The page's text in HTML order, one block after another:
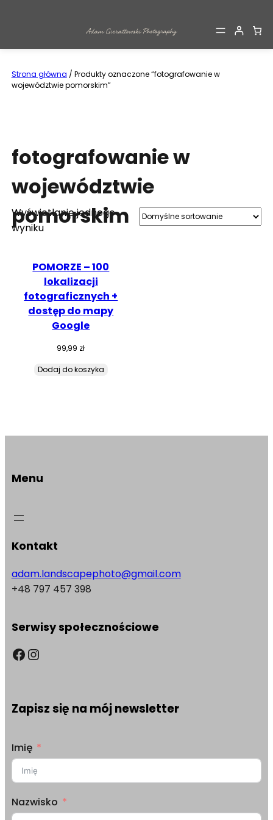
Strona główna / Produkty oznaczone “fotografowanie w
województwie pomorskim”
fotografowanie w
województwie
pomorskim
Wyświetlanie jednego
wyniku
POMORZE – 100
lokalizacji
fotograficznych +
dostęp do mapy
Google
99,99 zł
Dodaj do koszyka
Menu
Kontakt
adam.landscapephoto@gmail.com
+48 797 457 398
Serwisy społecznościowe
Facebook Instagram
Zapisz się na mój newsletter
Imię
Nazwisko